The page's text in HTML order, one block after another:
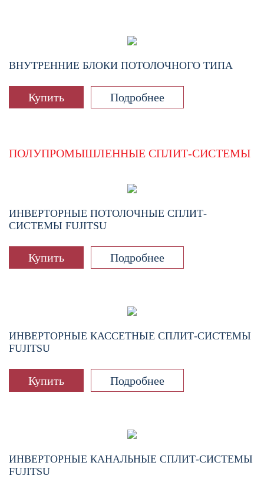
ВНУТРЕННИЕ БЛОКИ ПОТОЛОЧНОГО ТИПА
Купить Подробнее
ПОЛУПРОМЫШЛЕННЫЕ СПЛИТ-СИСТЕМЫ
ИНВЕРТОРНЫЕ ПОТОЛОЧНЫЕ СПЛИТ-
СИСТЕМЫ FUJITSU
Купить Подробнее
ИНВЕРТОРНЫЕ КАССЕТНЫЕ СПЛИТ-СИСТЕМЫ
FUJITSU
Купить Подробнее
ИНВЕРТОРНЫЕ КАНАЛЬНЫЕ СПЛИТ-СИСТЕМЫ
FUJITSU